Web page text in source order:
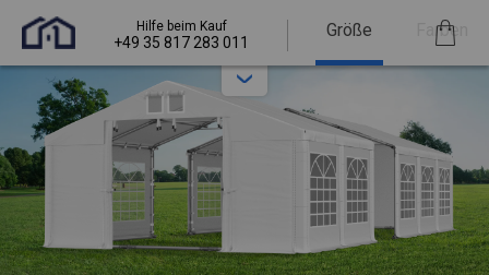
Hilfe beim Kauf
+49 35 817 283 011
Größe Farben